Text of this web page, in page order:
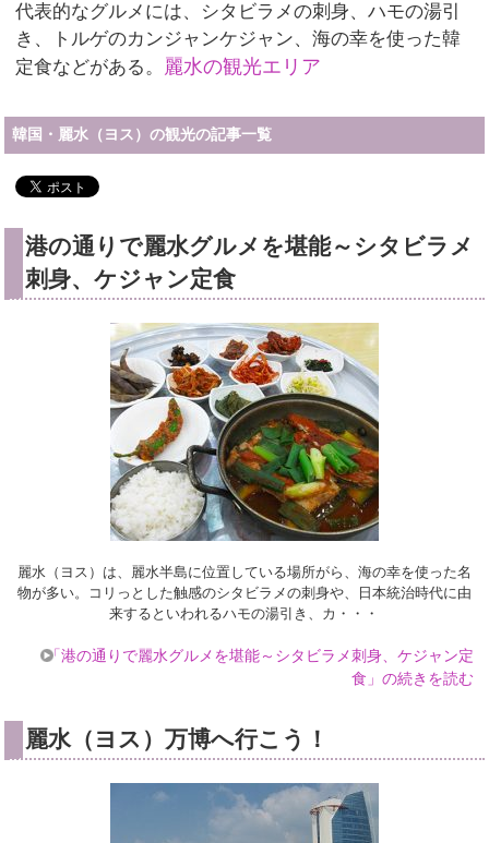
代表的なグルメには、シタビラメの刺身、ハモの湯引
き、トルゲのカンジャンケジャン、海の幸を使った韓
定食などがある。 麗水の観光エリア
韓国・麗水（ヨス）の観光の記事一覧
港の通りで麗水グルメを堪能～シタビラメ
刺身、ケジャン定食
麗水（ヨス）は、麗水半島に位置している場所がら、海の幸を使った名
物が多い。コリっとした触感のシタビラメの刺身や、日本統治時代に由
来するといわれるハモの湯引き、カ・・・
「港の通りで麗水グルメを堪能～シタビラメ刺身、ケジャン定
食」の続きを読む
麗水（ヨス）万博へ行こう！